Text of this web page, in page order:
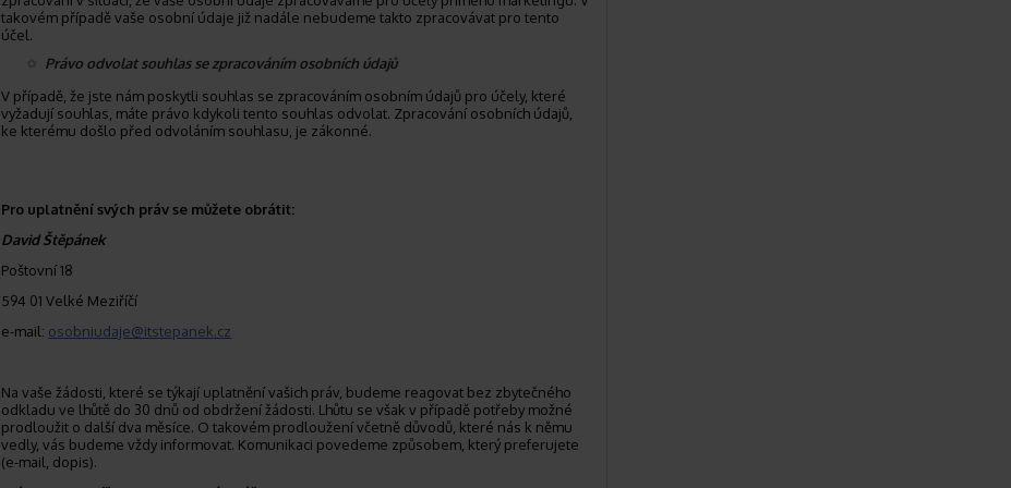
takovém případě vaše osobní údaje již nadále nebudeme takto zpracovávat pro tento
účel.
Právo odvolat souhlas se zpracováním osobních údajů
V případě, že jste nám poskytli souhlas se zpracováním osobním údajů pro účely, které
vyžadují souhlas, máte právo kdykoli tento souhlas odvolat. Zpracování osobních údajů,
ke kterému došlo před odvoláním souhlasu, je zákonné.
Pro uplatnění svých práv se můžete obrátit:
David Štěpánek
Poštovní 18
594 01 Velké Meziříčí
e-mail: osobniudaje@itstepanek.cz
Na vaše žádosti, které se týkají uplatnění vašich práv, budeme reagovat bez zbytečného
odkladu ve lhůtě do 30 dnů od obdržení žádosti. Lhůtu se však v případě potřeby možné
prodloužit o další dva měsíce. O takovém prodloužení včetně důvodů, které nás k němu
vedly, vás budeme vždy informovat. Komunikaci povedeme způsobem, který preferujete
(e-mail, dopis).